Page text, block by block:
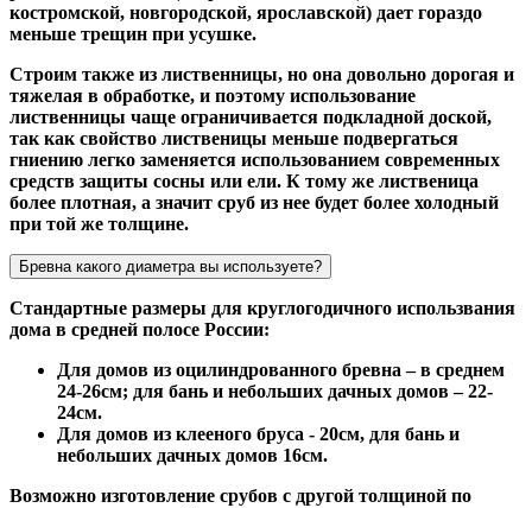
костромской, новгородской, ярославской) дает гораздо
меньше трещин при усушке.
Строим также из лиственницы, но она довольно дорогая и
тяжелая в обработке, и поэтому использование
лиственницы чаще ограничивается подкладной доской,
так как свойство лиственицы меньше подвергаться
гниению легко заменяется использованием современных
средств защиты сосны или ели. К тому же лиственица
более плотная, а значит сруб из нее будет более холодный
при той же толщине.
Бревна какого диаметра вы используете?
Стандартные размеры для круглогодичного использвания
дома в средней полосе России:
Для домов из оцилиндрованного бревна – в среднем
24-26см; для бань и небольших дачных домов – 22-
24см.
Для домов из клееного бруса - 20см, для бань и
небольших дачных домов 16см.
Возможно изготовление срубов с другой толщиной по